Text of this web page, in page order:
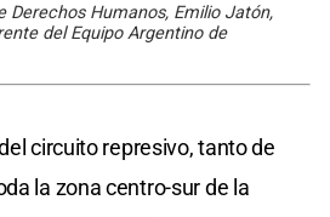
Derechos Humanos, Emilio Jatón,
del Equipo Argentino de
circuito represivo, tanto de
la zona centro-sur de la